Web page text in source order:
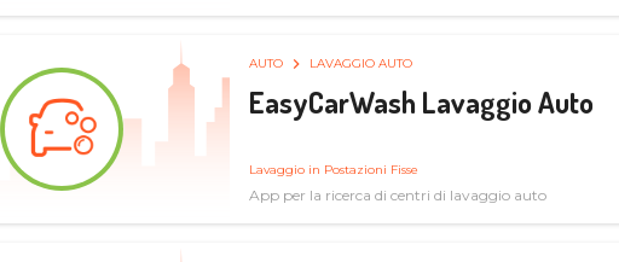
AUTO LAVAGGIO AUTO
EasyCarWash Lavaggio Auto
Lavaggio in Postazioni Fisse
App per la ricerca di centri di lavaggio auto